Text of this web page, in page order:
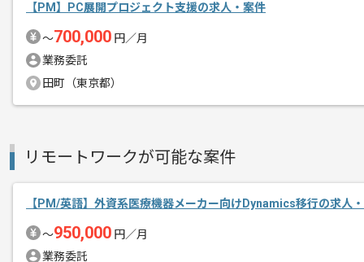
メント
レバテックでの実績がある企業の案件で
【PM】PC展開プロジェクト支援の求人・案件
〜700,000 円／月
業務委託
田町（東京都）
リモートワークが可能な案件
【PM/英語】外資系医療機器メーカー向けDynamics移行の求人
〜950,000 円／月
業務委託